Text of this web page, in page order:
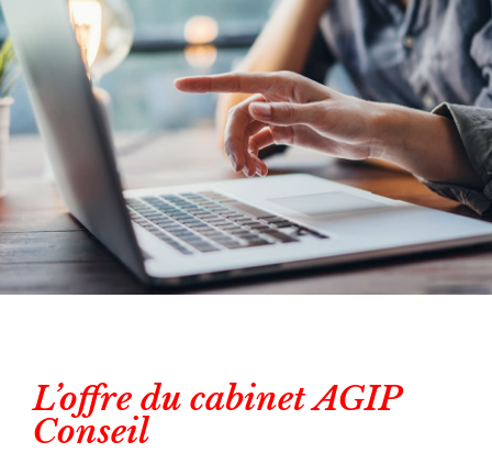
L’offre du cabinet AGIP
Conseil